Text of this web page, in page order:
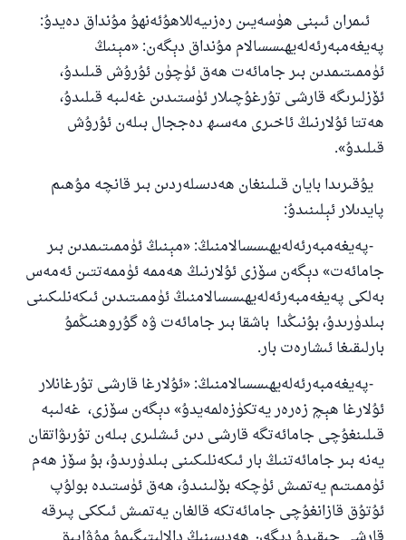
ئىمران ئىبنى ھۈسەيىن رەزىيەللاھۇئەنھۇ مۇنداق دەيدۇ:
پەيغەمبەرئەلەيھىسسالام مۇنداق دېگەن: «مېنىڭ
ئۈممىتىمدىن بىر جامائەت ھەق ئۈچۈن ئۇرۇش قىلىدۇ،
ئۆزلىرىگە قارشى تۇرغۇچىلار ئۈستىدىن غەلىبە قىلىدۇ،
ھەتتا ئۇلارنىڭ ئاخىرى مەسىھ دەججال بىلەن ئۇرۇش
قىلىدۇ».
يۇقىرىدا بايان قىلىنغان ھەدىسلەردىن بىر قانچە مۇھىم
پايدىلار ئېلىنىدۇ:
-پەيغەمبەرئەلەيھىسسالامنىڭ: «مېنىڭ ئۈممىتىمدىن بىر
جامائەت» دېگەن سۆزى ئۇلارنىڭ ھەممە ئۈممەتتىن ئەمەس
بەلكى پەيغەمبەرئەلەيھىسسالامنىڭ ئۈممىتىدىن ئىكەنلىكىنى
بىلدۈرىدۇ، بۇنىڭدا باشقا بىر جامائەت ۋە گۇروھنىڭمۇ
بارلىقىغا ئىشارەت بار.
-پەيغەمبەرئەلەيھىسسالامنىڭ: «ئۇلارغا قارشى تۇرغانلار
ئۇلارغا ھېچ زەرەر يەتكۈزەلمەيدۇ» دېگەن سۆزى، غەلىبە
قىلىنغۇچى جامائەتگە قارشى دىن ئىشلىرى بىلەن تۇرىۋاتقان
يەنە بىر جامائەتنىڭ بار ئىكەنلىكىنى بىلدۈرىدۇ، بۇ سۆز ھەم
ئۈممىتىم يەتمىش ئۈچكە بۆلىنىدۇ، ھەق ئۈستىدە بولۇپ
ئۇتۇق قازانغۇچى جامائەتكە قالغان يەتمىش ئىككى پىرقە